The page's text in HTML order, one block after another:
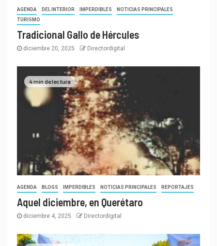
AGENDA DEL INTERIOR IMPERDIBLES
NOTICIAS PRINCIPALES
TURISMO
Tradicional Gallo de Hércules
diciembre 20, 2025 Directordigital
4 min de lectura
AGENDA BLOGS IMPERDIBLES NOTICIAS PRINCIPALES REPORTAJES
Aquel diciembre, en Querétaro
diciembre 4, 2025 Directordigital